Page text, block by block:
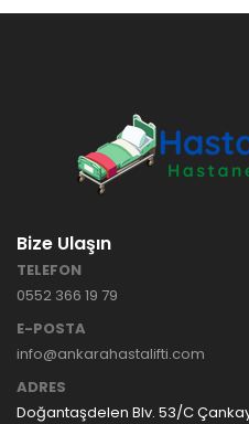
Bize Ulaşın
TELEFON
0552 366 19 79
E-POSTA
info@ankarahastalifti.com
ADRES
Doğantaşdelen Blv. 53/C